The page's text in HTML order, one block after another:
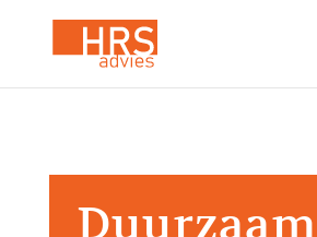
Duurzaam